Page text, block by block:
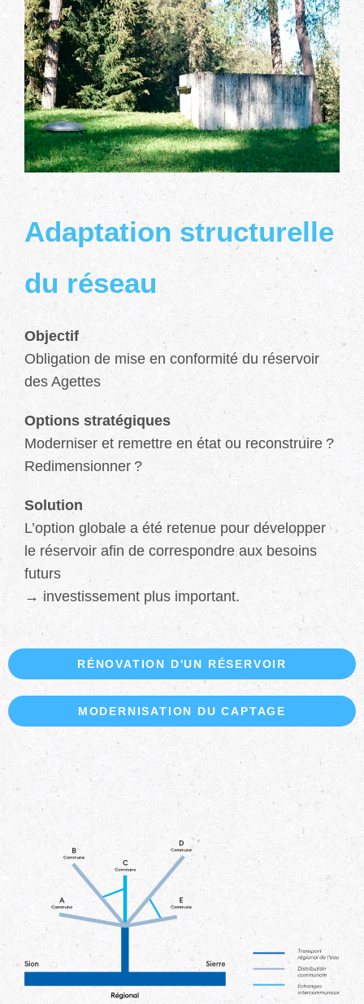
Adaptation structurelle
du réseau
Objectif
Obligation de mise en conformité du réservoir
des Agettes
Options stratégiques
Moderniser et remettre en état ou reconstruire ?
Redimensionner ?
Solution
L’option globale a été retenue pour développer
le réservoir afin de correspondre aux besoins
futurs
→ investissement plus important.
RÉNOVATION D'UN RÉSERVOIR
MODERNISATION DU CAPTAGE